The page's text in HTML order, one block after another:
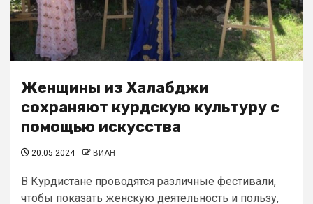
Женщины из Халабджи
сохраняют курдскую культуру с
помощью искусства
20.05.2024 ВИАН
В Курдистане проводятся различные фестивали,
чтобы показать женскую деятельность и пользу,